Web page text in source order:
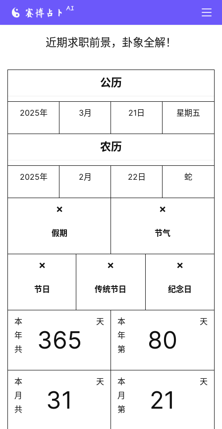
近期求职前景，卦象全解！
公历
2025年 3月 21日 星期五
农历
2025年 2月 22日 蛇
❌
假期
❌
节气
❌
节日
❌
传统节日
❌
纪念日
本
年
共
365
天
本
年
第
80
天
本
月
共
31
天
本
月
第
21
天